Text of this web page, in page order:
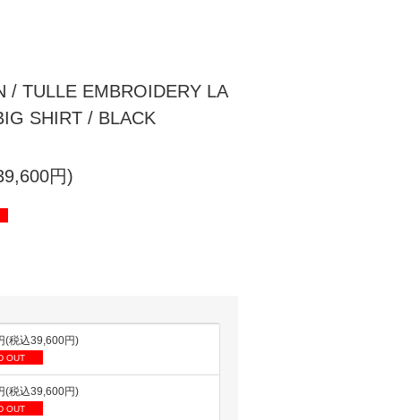
/ TULLE EMBROIDERY LA
SHIRT / BLACK
円)
(税込39,600円)
OUT
(税込39,600円)
OUT